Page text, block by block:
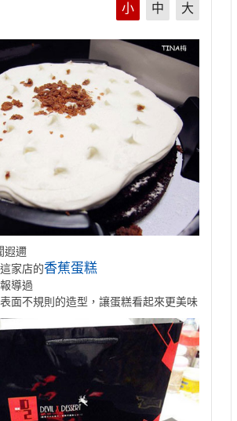
小 中 大
遐邇
家店的香蕉蛋糕
導過
面不規則的造型，讓蛋糕看起來更美味